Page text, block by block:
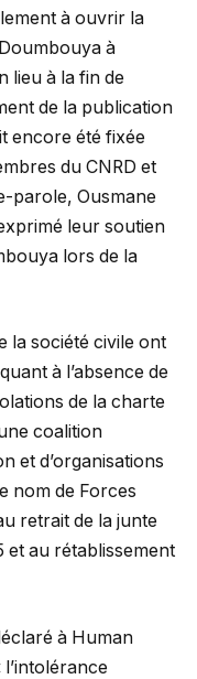
à ouvrir la
à
lieu à la fin de
de la publication
encore été fixée
du CNRD et
parole, Ousmane
leur soutien
lors de la
la société civile ont
à l’absence de
de la charte
coalition
et d’organisations
nom de Forces
retrait de la junte
et au rétablissement
à Human